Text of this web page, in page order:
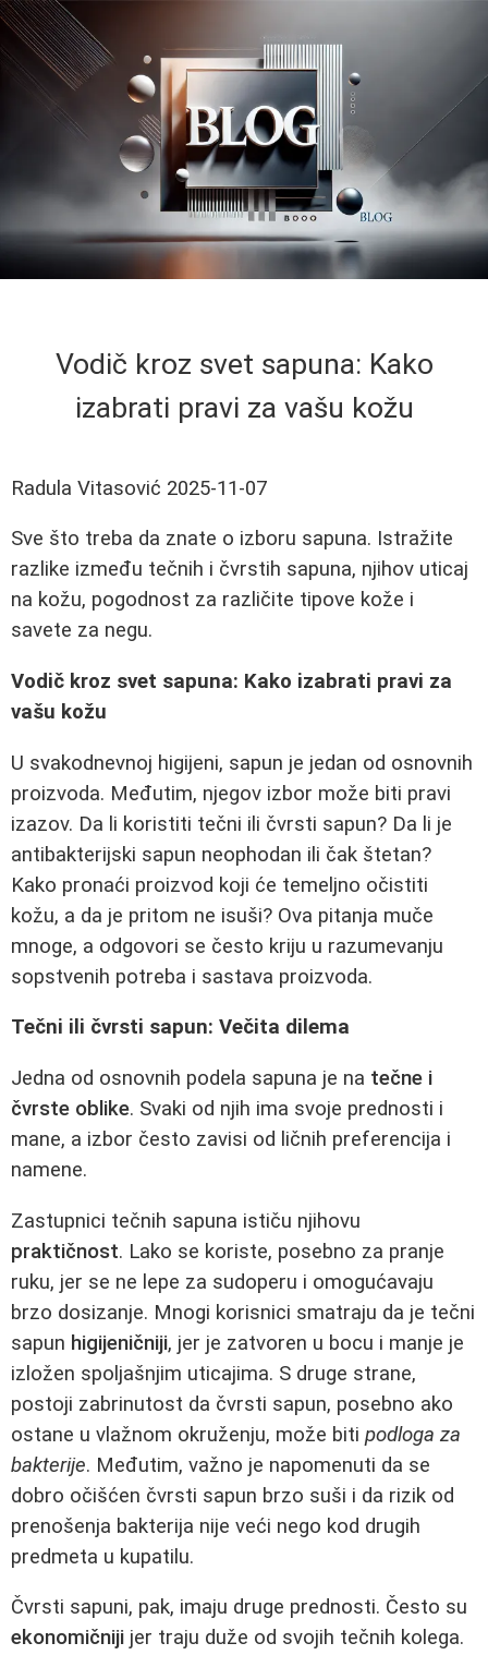
Vodič kroz svet sapuna: Kako
izabrati pravi za vašu kožu
Radula Vitasović 2025-11-07
Sve što treba da znate o izboru sapuna. Istražite
razlike između tečnih i čvrstih sapuna, njihov uticaj
na kožu, pogodnost za različite tipove kože i
savete za negu.
Vodič kroz svet sapuna: Kako izabrati pravi za
vašu kožu
U svakodnevnoj higijeni, sapun je jedan od osnovnih
proizvoda. Međutim, njegov izbor može biti pravi
izazov. Da li koristiti tečni ili čvrsti sapun? Da li je
antibakterijski sapun neophodan ili čak štetan?
Kako pronaći proizvod koji će temeljno očistiti
kožu, a da je pritom ne isuši? Ova pitanja muče
mnoge, a odgovori se često kriju u razumevanju
sopstvenih potreba i sastava proizvoda.
Tečni ili čvrsti sapun: Večita dilema
Jedna od osnovnih podela sapuna je na tečne i
čvrste oblike. Svaki od njih ima svoje prednosti i
mane, a izbor često zavisi od ličnih preferencija i
namene.
Zastupnici tečnih sapuna ističu njihovu
praktičnost. Lako se koriste, posebno za pranje
ruku, jer se ne lepe za sudoperu i omogućavaju
brzo dosizanje. Mnogi korisnici smatraju da je tečni
sapun higijeničniji, jer je zatvoren u bocu i manje je
izložen spoljašnjim uticajima. S druge strane,
postoji zabrinutost da čvrsti sapun, posebno ako
ostane u vlažnom okruženju, može biti podloga za
bakterije. Međutim, važno je napomenuti da se
dobro očišćen čvrsti sapun brzo suši i da rizik od
prenošenja bakterija nije veći nego kod drugih
predmeta u kupatilu.
Čvrsti sapuni, pak, imaju druge prednosti. Često su
ekonomičniji jer traju duže od svojih tečnih kolega.